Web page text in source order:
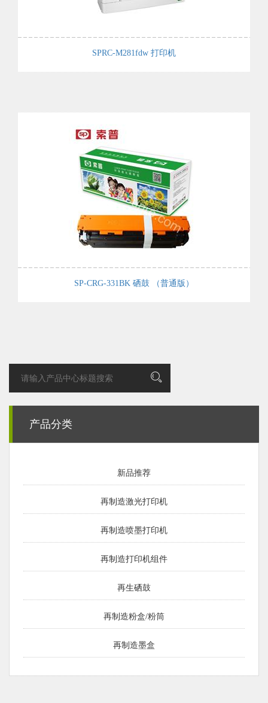
SPRC-M281fdw 打印机
SP-CRG-331BK 硒鼓 （普通版）
产品分类
新品推荐
再制造激光打印机
再制造喷墨打印机
再制造打印机组件
再生硒鼓
再制造粉盒/粉筒
再制造墨盒